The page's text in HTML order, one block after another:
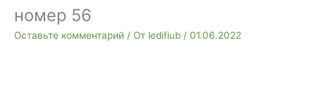
номер 56
Оставьте комментарий / От ledifiub / 01.06.2022